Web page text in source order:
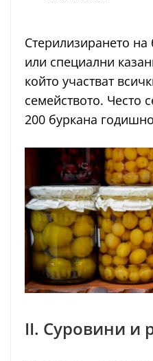
Стерилизирането
или специални
който участват
семейството. Често
200 буркана
II. Суровини и